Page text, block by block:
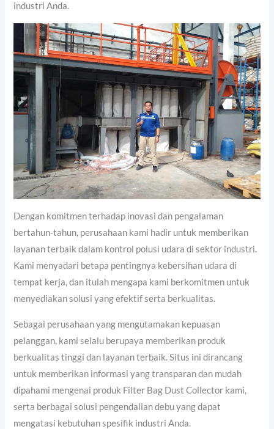
industri Anda.
Dengan komitmen terhadap inovasi dan pengalaman
bertahun-tahun, perusahaan kami hadir untuk memberikan
layanan terbaik dalam kontrol polusi udara di sektor industri.
Kami menyadari betapa pentingnya kebersihan udara di
tempat kerja, dan itulah mengapa kami berkomitmen untuk
menyediakan solusi yang efektif serta berkualitas.
Sebagai perusahaan yang mengutamakan kepuasan
pelanggan, kami selalu berupaya memberikan produk
berkualitas tinggi dan layanan terbaik. Situs ini dirancang
untuk memberikan informasi yang transparan dan mudah
dipahami mengenai produk Filter Bag Dust Collector kami,
serta berbagai solusi pengendalian debu yang dapat
mengatasi kebutuhan spesifik industri Anda.